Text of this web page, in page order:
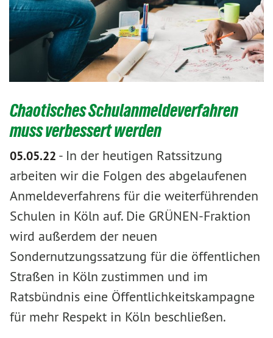
Chaotisches Schulanmeldeverfahren
muss verbessert werden
05.05.22 - In der heutigen Ratssitzung
arbeiten wir die Folgen des abgelaufenen
Anmeldeverfahrens für die weiterführenden
Schulen in Köln auf. Die GRÜNEN-Fraktion
wird außerdem der neuen
Sondernutzungssatzung für die öffentlichen
Straßen in Köln zustimmen und im
Ratsbündnis eine Öffentlichkeitskampagne
für mehr Respekt in Köln beschließen.